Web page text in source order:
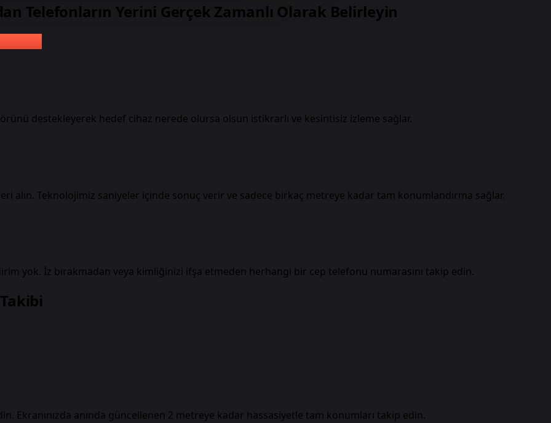
Telefonların Yerini Gerçek Zamanlı Olarak Belirleyin
destekleyerek hedef cihaz nerede olursa olsun istikrarlı ve kesintisiz izleme sağlar.
alın. Teknolojimiz saniyeler içinde sonuç verir ve sadece birkaç metreye kadar tam konumlandırma sağlar.
yok. İz bırakmadan veya kimliğinizi ifşa etmeden herhangi bir cep telefonu numarasını takip edin.
Ekranınızda anında güncellenen 2 metreye kadar hassasiyetle tam konumları takip edin.